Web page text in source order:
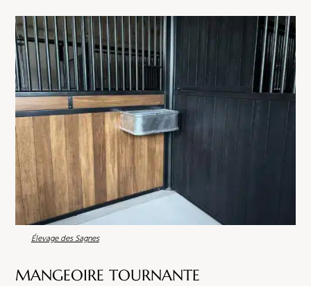
Élevage des Sagnes
MANGEOIRE TOURNANTE